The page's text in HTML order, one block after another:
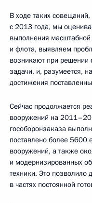
В ходе таких
с 2013 года, мы
выполнения
и флота, выявляем
возникают при решении
задачи, и, разумеется,
достижения
Сейчас продолжается
вооружений на
гособоронзаказа
поставлено более 5600
вооружений, а также
и модернизированных
техники. Это позволило
в частях постоянной